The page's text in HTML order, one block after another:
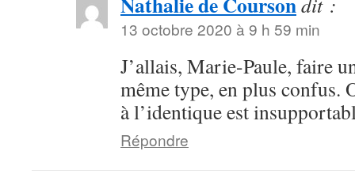
13 octobre 2020 à 9 h 59 min
J’allais, Marie-Paule, faire
même type, en plus confus.
à l’identique est
Répondre